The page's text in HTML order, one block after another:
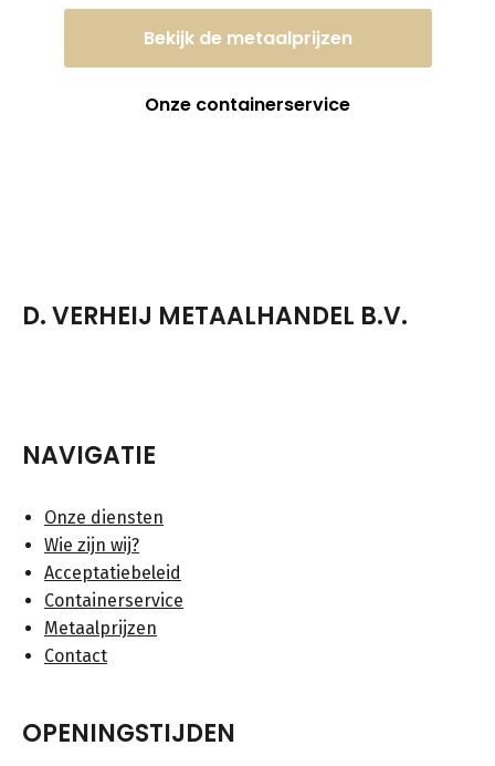
Bekijk de metaalprijzen
Onze containerservice
D. VERHEIJ METAALHANDEL B.V.
NAVIGATIE
Onze diensten
Wie zijn wij?
Acceptatiebeleid
Containerservice
Metaalprijzen
Contact
OPENINGSTIJDEN